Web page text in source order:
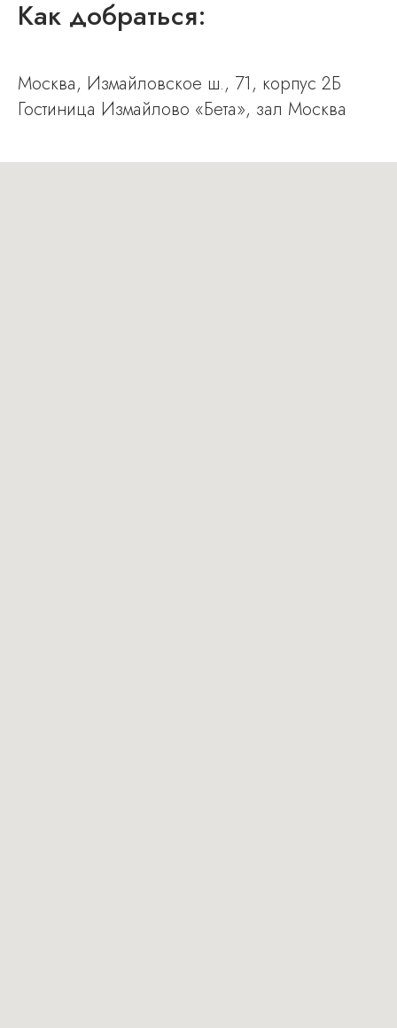
Как добраться:
Москва, Измайловское ш., 71, корпус 2Б
Гостиница Измайлово «Бета», зал Москва